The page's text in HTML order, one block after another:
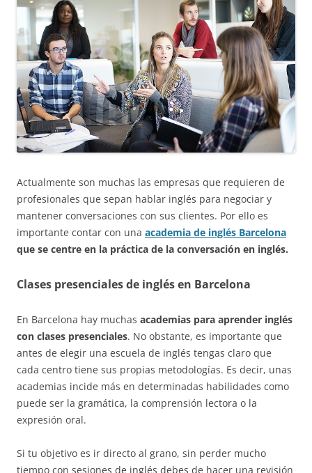
Actualmente son muchas las empresas que requieren de
profesionales que sepan hablar inglés para negociar y
mantener conversaciones con sus clientes. Por ello es
importante contar con una academia de inglés Barcelona
que se centre en la práctica de la conversación en inglés.
Clases presenciales de inglés en Barcelona
En Barcelona hay muchas academias para aprender inglés
con clases presenciales. No obstante, es importante que
antes de elegir una escuela de inglés tengas claro que
cada centro tiene sus propias metodologías. Es decir, unas
academias incide más en determinadas habilidades como
puede ser la gramática, la comprensión lectora o la
expresión oral.
Si tu objetivo es ir directo al grano, sin perder mucho
tiempo con sesiones de inglés debes de hacer una revisión